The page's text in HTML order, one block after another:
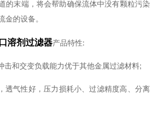
的末端，将会帮助确保流体中没有颗粒污染
金的设备。
溶剂过滤器产品特性:
击和交变负载能力优于其他金属过滤材料;
透气性好，压力损耗小、过滤精度高、分离